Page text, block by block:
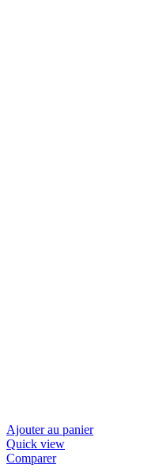
Ajouter au panier
Quick view
Comparer